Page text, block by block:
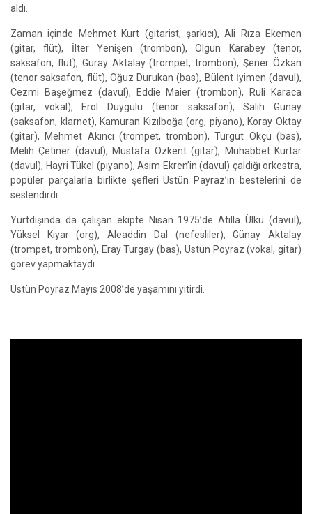
aldı.
Zaman içinde Mehmet Kurt (gitarist, şarkıcı), Ali Rıza Ekemen
(gitar, flüt), İlter Yenişen (trombon), Olgun Karabey (tenor,
saksafon, flüt), Güray Aktalay (trompet, trombon), Şener Özkan
(tenor saksafon, flüt), Oğuz Durukan (bas), Bülent İyimen (davul),
Cezmi Başeğmez (davul), Eddie Maier (trombon), Ruli Karaca
(gitar, vokal), Erol Duygulu (tenor saksafon), Salih Günay
(saksafon, klarnet), Kamuran Kızılboğa (org, piyano), Koray Oktay
(gitar), Mehmet Akıncı (trompet, trombon), Turgut Okçu (bas),
Melih Çetiner (davul), Mustafa Özkent (gitar), Muhabbet Kurtar
(davul), Hayri Tükel (piyano), Asım Ekren’in (davul) çaldığı orkestra,
popüler parçalarla birlikte şefleri Üstün Payraz’ın bestelerini de
seslendirdi.
Yurtdışında da çalışan ekipte Nisan 1975’de Atilla Ülkü (davul),
Yüksel Kıyar (org), Aleaddin Dal (nefesliler), Günay Aktalay
(trompet, trombon), Eray Turgay (bas), Üstün Poyraz (vokal, gitar)
görev yapmaktaydı.
Üstün Poyraz Mayıs 2008’de yaşamını yitirdi.